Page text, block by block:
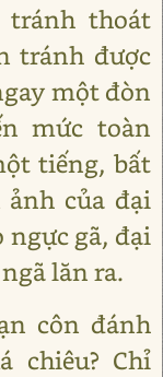
tránh thoát
tránh được
một đòn
mức toàn
tiếng, bất
của đại
gã, đại
lăn ra.
côn đánh
chiêu? Chỉ